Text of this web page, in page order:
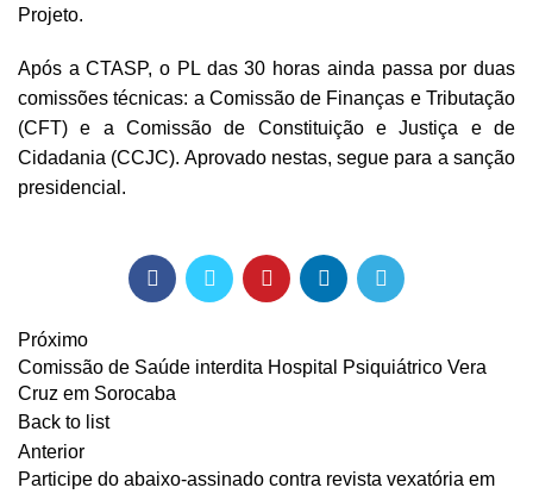
Projeto.
Após a CTASP, o PL das 30 horas ainda passa por duas
comissões técnicas: a Comissão de Finanças e Tributação
(CFT) e a Comissão de Constituição e Justiça e de
Cidadania (CCJC). Aprovado nestas, segue para a sanção
presidencial.
Próximo
Comissão de Saúde interdita Hospital Psiquiátrico Vera
Cruz em Sorocaba
Back to list
Anterior
Participe do abaixo-assinado contra revista vexatória em